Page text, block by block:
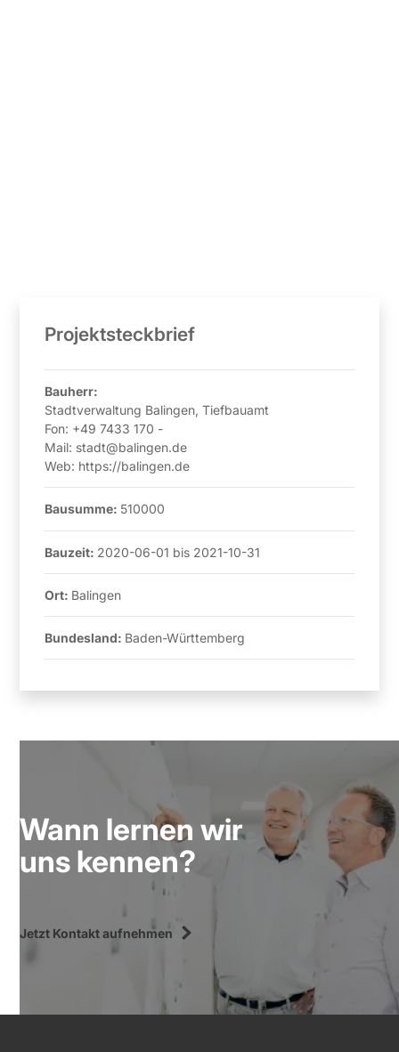
Projektsteckbrief
Bauherr:
Stadtverwaltung Balingen, Tiefbauamt
Fon: +49 7433 170 -
Mail: stadt@balingen.de
Web: https://balingen.de
Bausumme: 510000
Bauzeit: 2020-06-01 bis 2021-10-31
Ort: Balingen
Bundesland: Baden-Württemberg
Wann lernen wir
uns kennen?
Jetzt Kontakt aufnehmen